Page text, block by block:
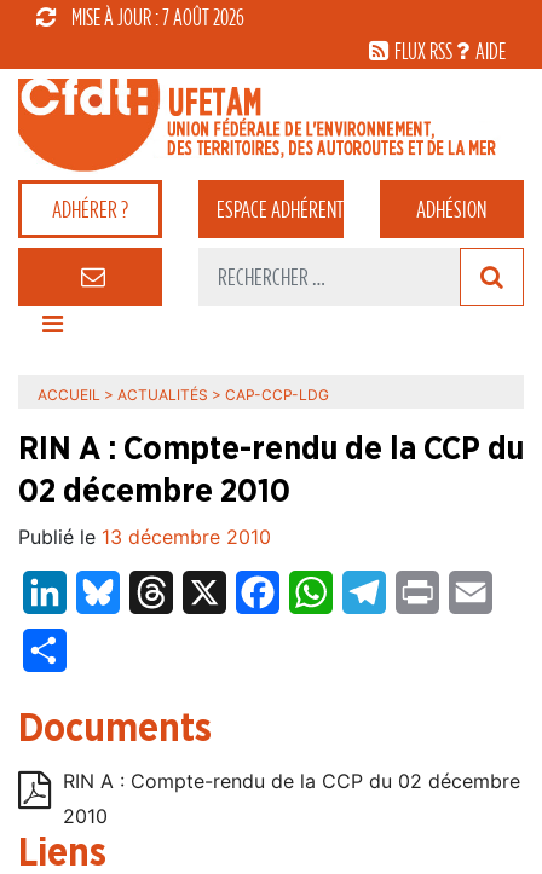
MISE À JOUR : 7 AOÛT 2026
FLUX RSS
AIDE
ADHÉRER ? ESPACEADHÉRENT ADHÉSION
ACCUEIL > ACTUALITÉS > CAP-CCP-LDG
RIN A : Compte-rendu de la CCP du
02 décembre 2010
Publié le 13 décembre 2010
LinkedInBluesky Threads FacebookWhatsAppTelegram
Print
Documents
RIN A : Compte-rendu de la CCP du 02 décembre
2010
Liens